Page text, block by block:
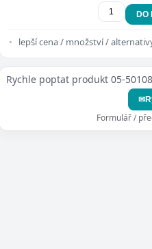
DO
lepší cena / množství /
Rychle poptat produkt 05-
✉
Formulář /